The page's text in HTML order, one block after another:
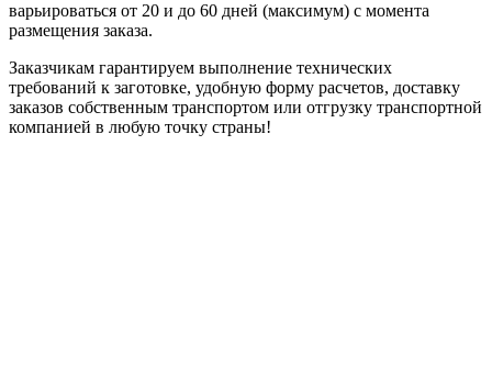
варьироваться от 20 и до 60 дней (максимум) с момента
размещения заказа.
Заказчикам гарантируем выполнение технических
требований к заготовке, удобную форму расчетов, доставку
заказов собственным транспортом или отгрузку транспортной
компанией в любую точку страны!